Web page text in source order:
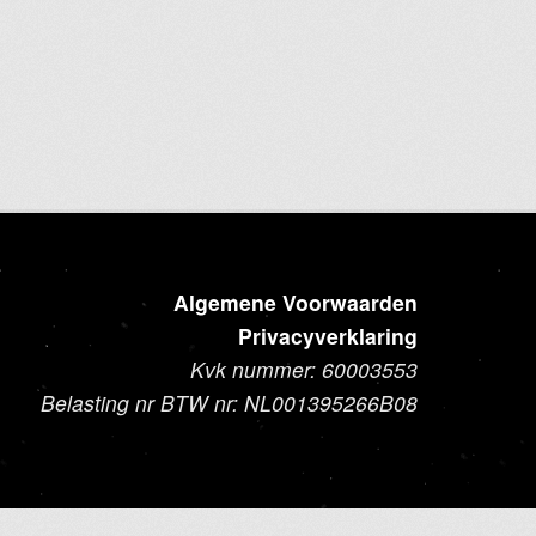
Algemene Voorwaarden
Privacyverklaring
Kvk nummer: 60003553
Belasting nr BTW nr: NL001395266B08